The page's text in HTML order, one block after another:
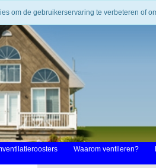
Waarom ventileren?
om de gebruikerservaring te verbeteren of